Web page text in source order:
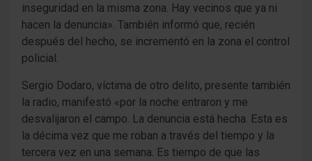
inseguridad en la misma zona. Hay vecinos que ya ni
hacen la denuncia». También informó que, recién
después del hecho, se incrementó en la zona el control
policial.
Sergio Dodaro, víctima de otro delito, presente también
la radio, manifestó «por la noche entraron y me
desvalijaron el campo. La denuncia está hecha. Esta es
la décima vez que me roban a través del tiempo y la
tercera vez en una semana. Es tiempo de que las